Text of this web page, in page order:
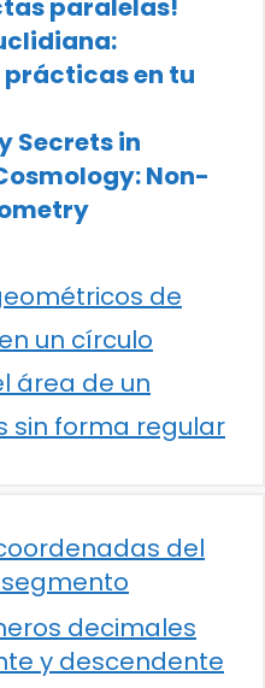
paralelas!
en tu
Secrets in
Non-
de
un círculo
área de un
sin forma regular
del
decimales
y descendente